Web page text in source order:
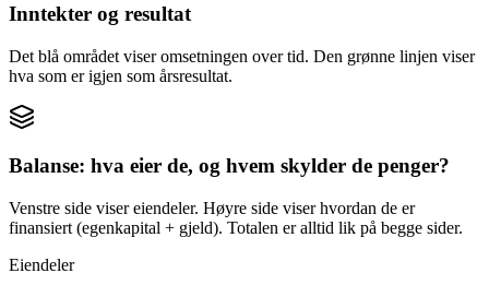
Inntekter og resultat
Det blå området viser omsetningen over tid. Den grønne linjen viser
hva som er igjen som årsresultat.
Balanse: hva eier de, og hvem skylder de penger?
Venstre side viser eiendeler. Høyre side viser hvordan de er
finansiert (egenkapital + gjeld). Totalen er alltid lik på begge sider.
Eiendeler